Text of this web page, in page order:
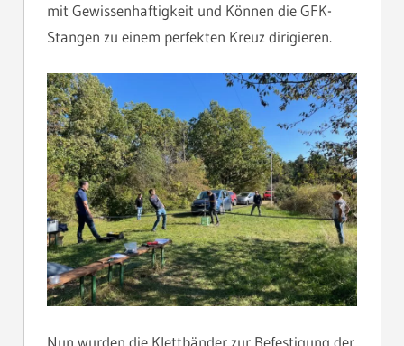
mit Gewissenhaftigkeit und Können die GFK-
Stangen zu einem perfekten Kreuz dirigieren.
Nun wurden die Klettbänder zur Befestigung der